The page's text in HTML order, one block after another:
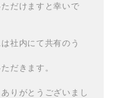
だけますと幸いで
社内にて共有のう
だきます。
りがとうございまし